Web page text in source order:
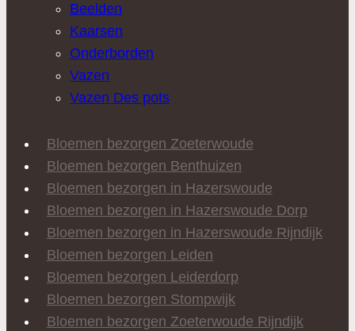
Beelden
Kaarsen
Onderborden
Vazen
Vazen Des pots
Bloemen bezorgen Zoeterwoude
Bloemen bezorgen Benthuizen
Bloemen bezorgen in Hazerswoude
Bloemen bezorgen in Hazerswoude Dorp
Bloemen bezorgen in Hazerswoude Rijndijk
Bloemen bezorgen Leiden
Bloemen bezorgen Leiderdorp
Bloemen bezorgen Stompwijk
Bloemen bezorgen Zoeterwoude Rijndijk